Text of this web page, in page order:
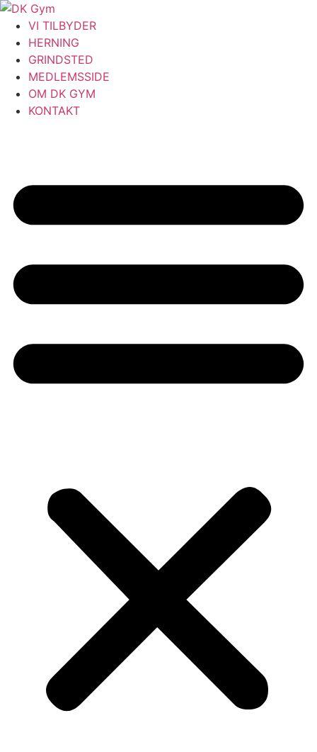
Videre
indhold
VI TILBYDER
HERNING
GRINDSTED
MEDLEMSSIDE
OM DK GYM
KONTAKT